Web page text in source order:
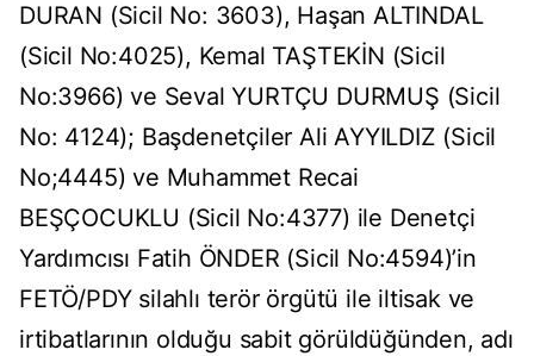
DURAN (Sicil No: 3603), Haşan ALTINDAL
(Sicil No:4025), Kemal TAŞTEKİN (Sicil
No:3966) ve Seval YURTÇU DURMUŞ (Sicil
No: 4124); Başdenetçiler Ali AYYILDIZ (Sicil
No;4445) ve Muhammet Recai
BEŞÇOCUKLU (Sicil No:4377) ile Denetçi
Yardımcısı Fatih ÖNDER (Sicil No:4594)’in
FETÖ/PDY silahlı terör örgütü ile iltisak ve
irtibatlarının olduğu sabit görüldüğünden, adı